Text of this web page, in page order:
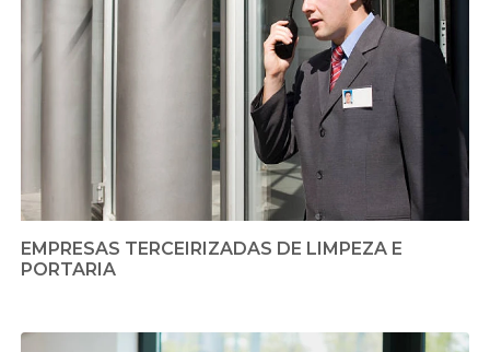
EMPRESAS TERCEIRIZADAS DE LIMPEZA E
PORTARIA